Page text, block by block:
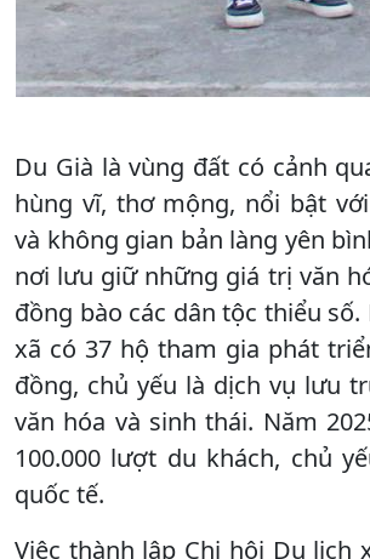
Du Già là vùng đất có cảnh
hùng vĩ, thơ mộng, nổi bật
và không gian bản làng yên
nơi lưu giữ những giá trị văn
đồng bào các dân tộc thiểu số.
xã có 37 hộ tham gia phát
đồng, chủ yếu là dịch vụ lưu
văn hóa và sinh thái. Năm
100.000 lượt du khách, chủ
quốc tế.
Việc thành lập Chi hội Du lịch